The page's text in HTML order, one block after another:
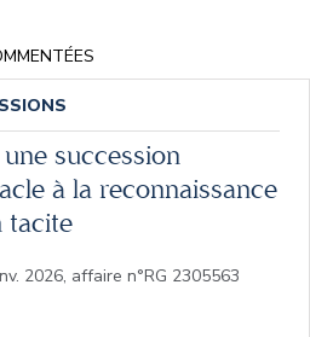
succession
à la reconnaissance
tacite
2026, affaire n°RG 2305563